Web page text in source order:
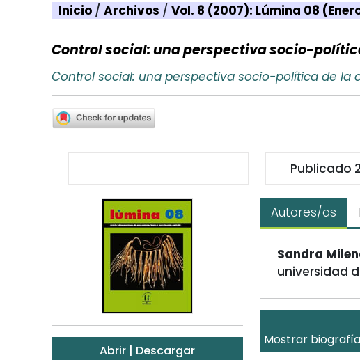
Inicio / Archivos / Vol. 8 (2007): Lúmina 08
Control social: una perspectiva socio-
Control social: una perspectiva socio-política de la
Publicado
Abrir | Descargar
Autores/as
Sandra
universidad
Mostrar